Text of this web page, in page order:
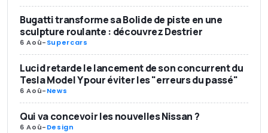
Bugatti transforme sa Bolide de piste en une
sculpture roulante : découvrez Destrier
6 Aoû-Supercars
Lucid retarde le lancement de son concurrent du
Tesla Model Y pour éviter les "erreurs du passé"
6 Aoû-News
Qui va concevoir les nouvelles Nissan ?
6 Aoû-Design